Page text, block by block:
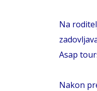
Na
Asap
Nakon